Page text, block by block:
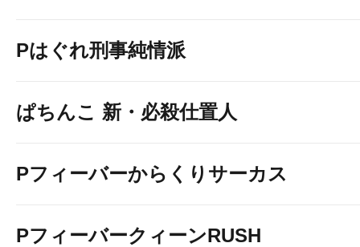
Pはぐれ刑事純情派
ぱちんこ 新・必殺仕置人
Pフィーバーからくりサーカス
PフィーバークィーンRUSH